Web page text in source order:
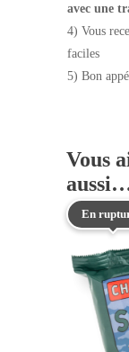
avec une
4) Vous
faciles
5) Bon
Vous
En